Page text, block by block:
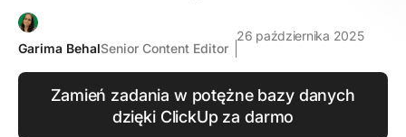
Garima BehalSenior Content Editor
26 października 2025
Zamień zadania w potężne bazy danych
dzięki ClickUp za darmo